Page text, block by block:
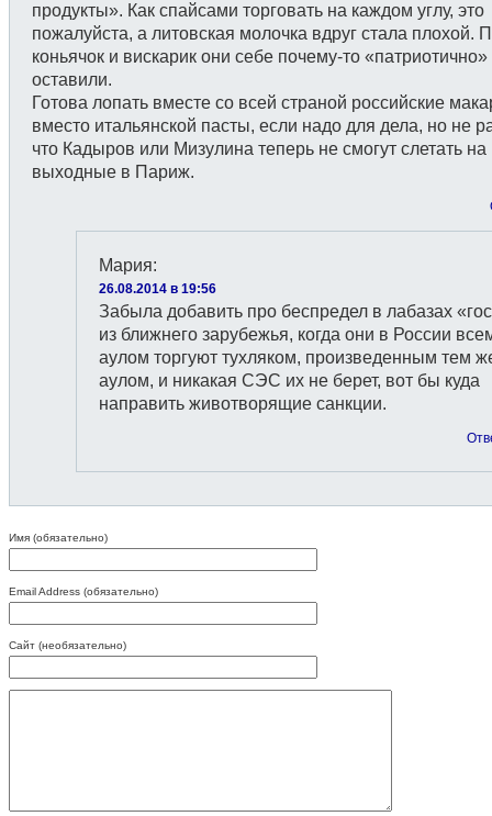
продукты». Как спайсами торговать на каждом углу, это
пожалуйста, а литовская молочка вдруг стала плохой.
коньячок и вискарик они себе почему-то «патриотично»
оставили.
Готова лопать вместе со всей страной российские
вместо итальянской пасты, если надо для дела, но не
что Кадыров или Мизулина теперь не смогут слетать на
выходные в Париж.
Мария:
26.08.2014 в 19:56
Забыла добавить про беспредел в лабазах
из ближнего зарубежья, когда они в России
аулом торгуют тухляком, произведенным тем
аулом, и никакая СЭС их не берет, вот бы куда
направить животворящие санкции.
Имя (обязательно)
Email Address (обязательно)
Сайт (необязательно)